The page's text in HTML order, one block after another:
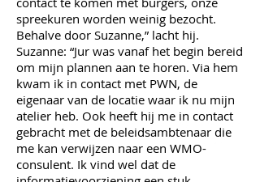
spreekuren worden weinig bezocht.
Behalve door Suzanne,” lacht hij.
Suzanne: “Jur was vanaf het begin bereid
om mijn plannen aan te horen. Via hem
kwam ik in contact met PWN, de
eigenaar van de locatie waar ik nu mijn
atelier heb. Ook heeft hij me in contact
gebracht met de beleidsambtenaar die
me kan verwijzen naar een WMO-
consulent. Ik vind wel dat de